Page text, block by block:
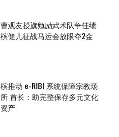
曹观友授旗勉励武术队争佳绩
槟健儿征战马运会放眼夺2金
槟推动 e-RIBI 系统保障宗教场
所 首长：助完整保存多元文化
资产